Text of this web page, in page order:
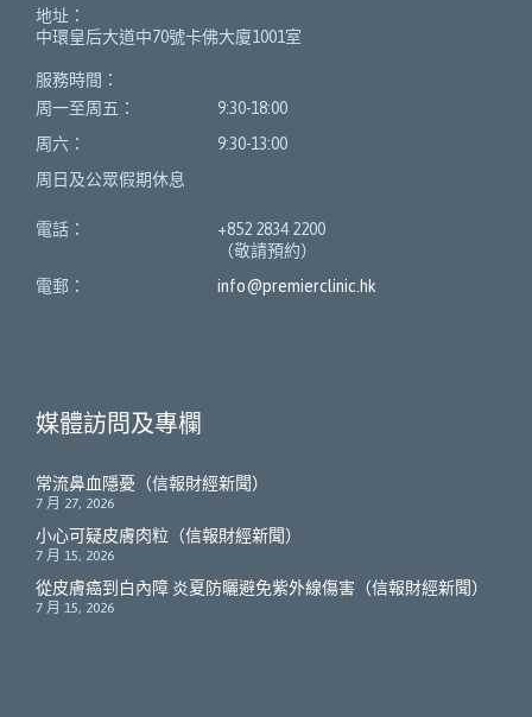
地址：
中環皇后大道中70號卡佛大廈1001室
服務時間：
周一至周五：
9:30-18:00
周六：
9:30-13:00
周日及公眾假期休息
電話：
+852 2834 2200
（敬請預約）
電郵：
info@premierclinic.hk
媒體訪問及專欄
常流鼻血隱憂（信報財經新聞）
7 月 27, 2026
小心可疑皮膚肉粒（信報財經新聞）
7 月 15, 2026
從皮膚癌到白內障 炎夏防曬避免紫外線傷害（信報財經新聞）
7 月 15, 2026